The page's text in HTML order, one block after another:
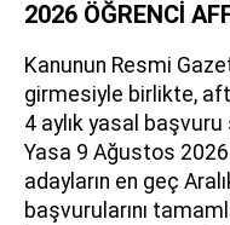
2026 ÖĞRENCİ
Kanunun Resmi
girmesiyle birlikte,
4 aylık yasal
Yasa 9 Ağustos 2026
adayların en geç
başvurularını